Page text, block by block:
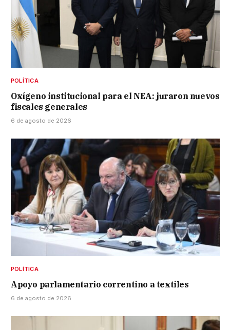
POLÍTICA
Oxígeno institucional para el NEA: juraron nuevos
fiscales generales
6 de agosto de 2026
POLÍTICA
Apoyo parlamentario correntino a textiles
6 de agosto de 2026